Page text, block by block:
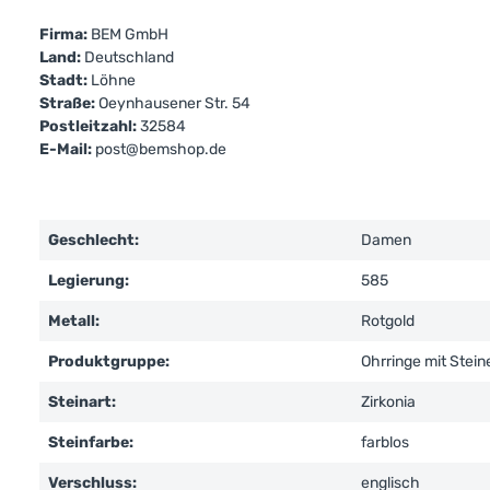
Firma: BEM GmbH
Land: Deutschland
Stadt: Löhne
Straße:Oeynhausener Str. 54
Postleitzahl:32584
E-Mail: post@bemshop.de
Geschlecht: Damen
Legierung: 585
Metall: Rotgold
Produktgruppe: Ohrringe mit
Steinart: Zirkonia
Steinfarbe: farblos
Verschluss: englisch